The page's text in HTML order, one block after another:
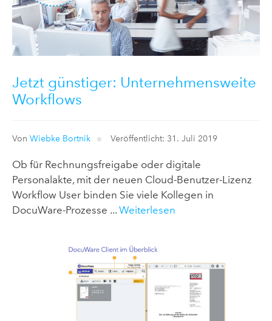
Jetzt günstiger: Unternehmensweite
Workflows
Von Wiebke Bortnik Veröffentlicht: 31. Juli 2019
Ob für Rechnungsfreigabe oder digitale
Personalakte, mit der neuen Cloud-Benutzer-Lizenz
Workflow User binden Sie viele Kollegen in
DocuWare-Prozesse ... Weiterlesen